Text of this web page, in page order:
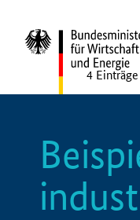
4 Einträge